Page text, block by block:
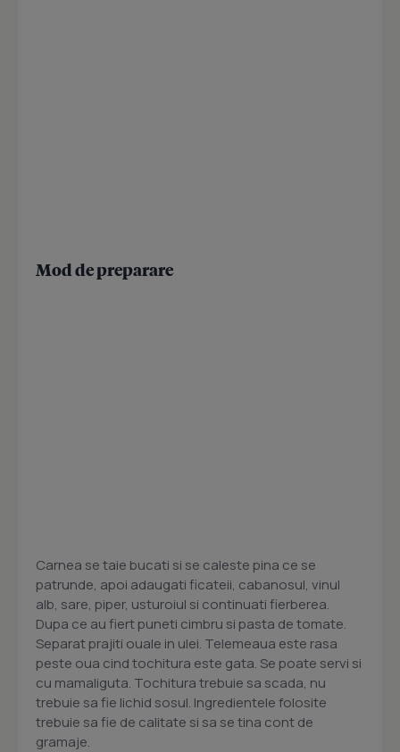
Mod de preparare
Carnea se taie bucati si se caleste pina ce se
patrunde, apoi adaugati ficateii, cabanosul, vinul
alb, sare, piper, usturoiul si continuati fierberea.
Dupa ce au fiert puneti cimbru si pasta de tomate.
Separat prajiti ouale in ulei. Telemeaua este rasa
peste oua cind tochitura este gata. Se poate servi si
cu mamaliguta. Tochitura trebuie sa scada, nu
trebuie sa fie lichid sosul. Ingredientele folosite
trebuie sa fie de calitate si sa se tina cont de
gramaje.